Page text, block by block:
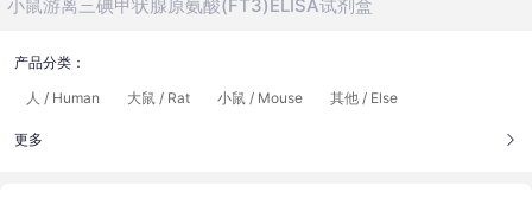
小鼠游离三碘甲状腺原氨酸(FT3)ELISA试剂盒
产品分类：
人 / Human
大鼠 / Rat 小鼠 / Mouse 其他 / Else
更多